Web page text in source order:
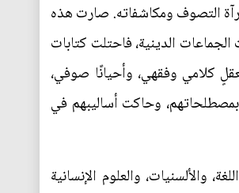
التصوف ومكاشفاته. صارت هذه
الدينية، فاحتلت كتابات
كلامي وفقهي، وأحيانًا صوفي،
وحاكت أساليبهم في
والألسنيات، والعلوم الإنسانية